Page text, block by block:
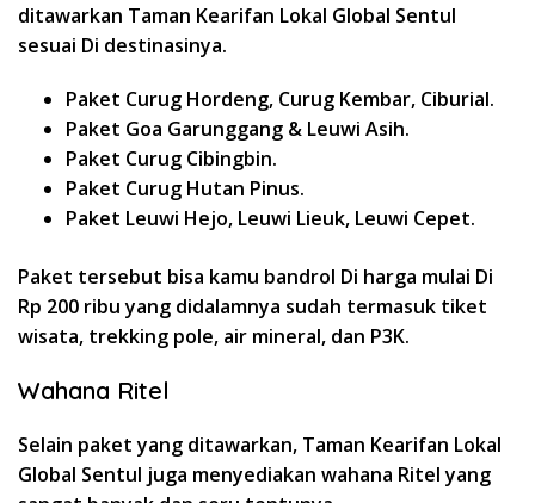
ditawarkan Taman Kearifan Lokal Global Sentul
sesuai Di destinasinya.
Paket Curug Hordeng, Curug Kembar, Ciburial.
Paket Goa Garunggang & Leuwi Asih.
Paket Curug Cibingbin.
Paket Curug Hutan Pinus.
Paket Leuwi Hejo, Leuwi Lieuk, Leuwi Cepet.
Paket tersebut bisa kamu bandrol Di harga mulai Di
Rp 200 ribu yang didalamnya sudah termasuk tiket
wisata, trekking pole, air mineral, dan P3K.
Wahana Ritel
Selain paket yang ditawarkan, Taman Kearifan Lokal
Global Sentul juga menyediakan wahana Ritel yang